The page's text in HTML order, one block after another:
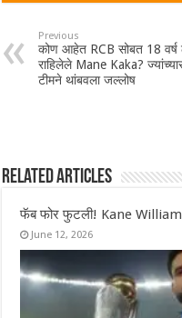
Previous
कोण आहेत RCB सोबत 18 वर्ष
राहिलेले Mane Kaka?
टीमने थांबवला जल्लोष
Related Articles
फॅब फोर फुटली! Kane
June 12, 2026